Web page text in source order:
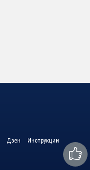
Дзен Инструкции